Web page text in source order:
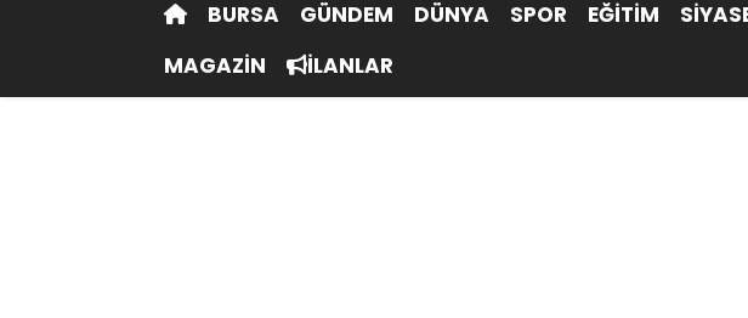
BURSA GÜNDEM DÜNYA SPOR EĞİTİM
MAGAZİN
İLANLAR
Tüm Manşetler